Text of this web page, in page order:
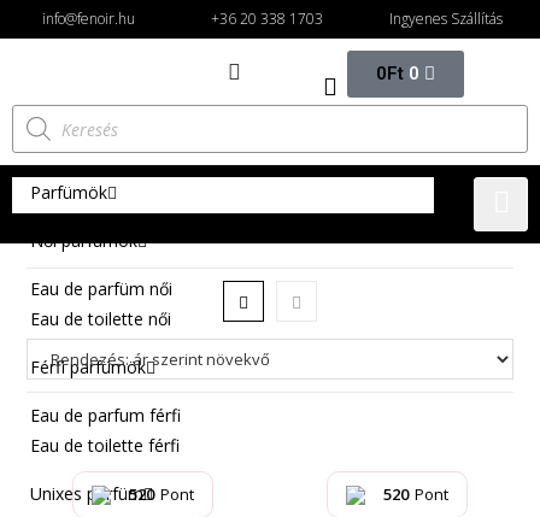
info@fenoir.hu +36 20 338 1703 Ingyenes Szállítás
0Ft 0
Parfümök
Női parfümök
Eau de parfüm női
Eau de toilette női
Férfi parfümök
Eau de parfum férfi
Eau de toilette férfi
Unixes parfüm520 Pont 520 Pont